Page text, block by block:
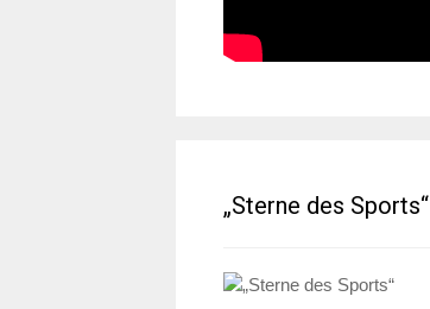
„Sterne des Sports“